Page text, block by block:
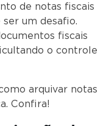
de notas fiscais
um desafio.
fiscais
o controle
arquivar notas
Confira!